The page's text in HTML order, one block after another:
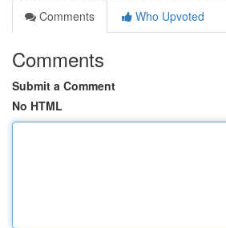
Comments
Who Upvoted
Comments
Submit a Comment
No HTML